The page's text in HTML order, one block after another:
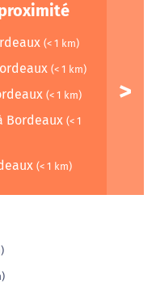
(< 1 km)
(< 1 km)
(< 1 km)
Bordeaux (< 1
(< 1 km)